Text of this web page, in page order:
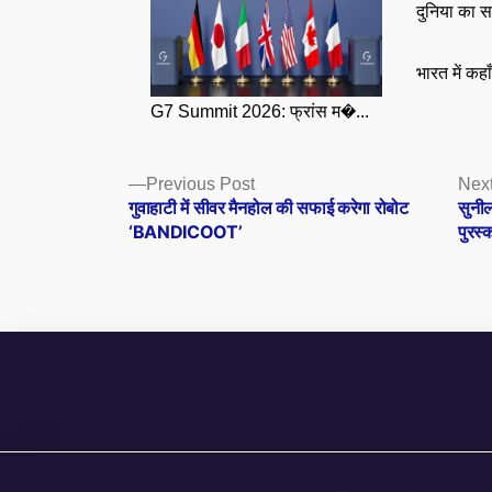
G7 Summit 2026: फ्रांस म�...
दुनिया का
भारत में
Posts
navigation
Previous PostPrevious
post:
गुवाहाटी में सीवर मैनहोल की सफाई करेगा रोबोट
‘BANDICOOT’